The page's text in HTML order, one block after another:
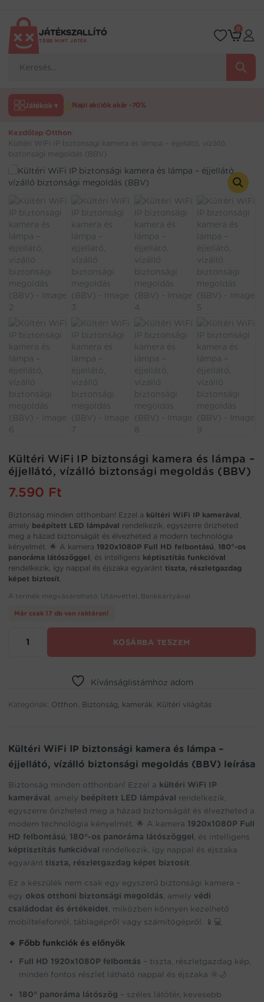
tartalomraJÁTÉKSZALLÍTÓ
TÖBB MINT JÁTÉK
search
0
Játékok ▾ Napi akciók akár -70%
Kezdőlap Otthon
Kültéri WiFi IP biztonsági kamera és lámpa – éjjellátó, vízálló
biztonsági megoldás (BBV)
Kültéri WiFi IP biztonsági kamera és lámpa –
éjjellátó, vízálló biztonsági megoldás (BBV)
7.590 Ft
Biztonság minden otthonban! Ezzel a kültéri WiFi IP kamerával,
amely beépített LED lámpával rendelkezik, egyszerre őrizheted
meg a házad biztonságát és élvezheted a modern technológia
kényelmét. 🌟 A kamera 1920x1080P Full HD felbontású, 180°-os
panoráma látószöggel, és intelligens képtisztítás funkcióval
rendelkezik, így nappal és éjszaka egyaránt tiszta, részletgazdag
képet biztosít.
A termék megvásárolható: Utánvéttel, Bankkártyával
Már csak 17 db van raktáron!
lámpa
biztonsági
megoldás
mennyiség
KOSÁRBA TESZEM
Kívánságlistámhoz adom
Kategóriák: Otthon, Biztonság, kamerák, Kültéri világítás
Kültéri WiFi IP biztonsági kamera és lámpa –
éjjellátó, vízálló biztonsági megoldás (BBV) leírása
Biztonság minden otthonban! Ezzel a kültéri WiFi IP
kamerával , amely beépített LED lámpával rendelkezik,
egyszerre őrizheted meg a házad biztonságát és élvezheted a
modern technológia kényelmét. 🌟 A kamera 1920x1080P Full
HD felbontású 180°-os panoráma látószöggel , és intelligens
képtisztítás funkcióval rendelkezik, így nappal és éjszaka
egyaránt tiszta, részletgazdag képet biztosít
Ez a készülék nem csak egy egyszerű biztonsági kamera –
egy okos otthoni biztonsági megoldás , amely védi
családodat és értékeidet , miközben könnyen kezelhető
mobiltelefonról, táblagépről vagy számítógépről. 📱💻
🔹 Főbb funkciók és előnyök
Full HD 1920x1080P felbontás – tiszta, részletgazdag kép,
minden fontos részlet látható nappal és éjszaka 🌞🌙
180° panoráma látószög – széles látótér, kevesebb